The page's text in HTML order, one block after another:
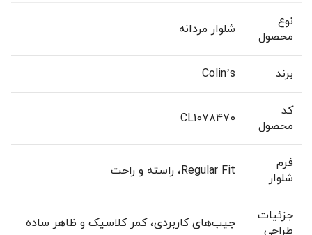
نوع
محصول
شلوار مردانه
برند Colin’s
کد
محصول
CL1078470
فرم
شلوار
Regular Fit، راسته و راحت
جزئیات
طراحی
جیب‌های کاربردی، کمر کلاسیک و ظاهر ساده